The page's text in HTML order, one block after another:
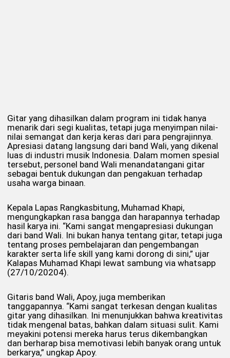
Gitar yang dihasilkan dalam program ini tidak hanya
menarik dari segi kualitas, tetapi juga menyimpan nilai-
nilai semangat dan kerja keras dari para pengrajinnya.
Apresiasi datang langsung dari band Wali, yang dikenal
luas di industri musik Indonesia. Dalam momen spesial
tersebut, personel band Wali menandatangani gitar
sebagai bentuk dukungan dan pengakuan terhadap
usaha warga binaan.
Kepala Lapas Rangkasbitung, Muhamad Khapi,
mengungkapkan rasa bangga dan harapannya terhadap
hasil karya ini. “Kami sangat mengapresiasi dukungan
dari band Wali. Ini bukan hanya tentang gitar, tetapi juga
tentang proses pembelajaran dan pengembangan
karakter serta life skill yang kami dorong di sini,” ujar
Kalapas Muhamad Khapi lewat sambung via whatsapp
(27/10/20204).
Gitaris band Wali, Apoy, juga memberikan
tanggapannya. “Kami sangat terkesan dengan kualitas
gitar yang dihasilkan. Ini menunjukkan bahwa kreativitas
tidak mengenal batas, bahkan dalam situasi sulit. Kami
meyakini potensi mereka harus terus dikembangkan
dan berharap bisa memotivasi lebih banyak orang untuk
berkarya,” ungkap Apoy.